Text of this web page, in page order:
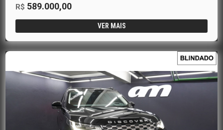
R$ 589.000,00
VER MAIS